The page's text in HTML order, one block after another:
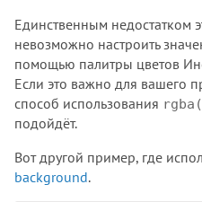
Единственным недостатком
невозможно настроить
помощью палитры цветов
Если это важно для вашего
способ использования
подойдёт.
Вот другой пример, где
background.